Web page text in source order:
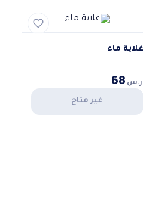
غلاية ماء
ر.س 68
غير متاح